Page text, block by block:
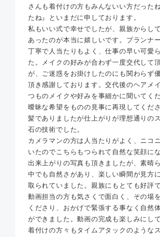
さんも着付けの方もみんないい方だった
たね』といまだに申しております。
私もいい式で幸せでしたが、親族からし
あったのが本当に嬉しいです。プランナ
丁寧で人当たりもよく、仕事の早い可愛
た。メイクの好みが合わず一度交代して
が、ご迷惑をお掛けしたのにも関わらず
頂き感謝しております。交代後のヘアメ
つものメイクや好みを事細かに聞いてく
曖昧な希望をものの見事に再現してくだ
髪でありましたが仕上がりが理想通りの
石の技術でした。
カメラマンの方は人当たりがよく、ニコ
いたのでこちらもつられて自然な笑顔に
出来上がりの写真も頂きましたが、素晴
中でも自然さがあり、楽しい瞬間が見方
取られていました。親族にもとても好評で
動画担当の方も気さくで面白く、その場
くださり、おかげで緊張する事なく自然
ができました。動画の完成も楽しみにし
着付けの方々もタイムアタックのような